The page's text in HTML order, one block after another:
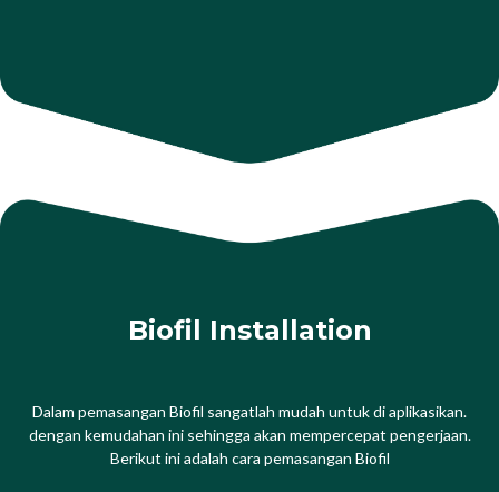
Biofil Installation
Dalam pemasangan Biofil sangatlah mudah untuk di aplikasikan.
dengan kemudahan ini sehingga akan mempercepat pengerjaan.
Berikut ini adalah cara pemasangan Biofil